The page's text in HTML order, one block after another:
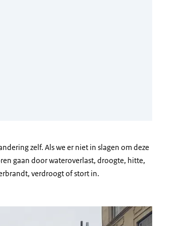
zelf. Als we er niet in slagen om deze
gaan door wateroverlast, droogte, hitte,
verdroogt of stort in.